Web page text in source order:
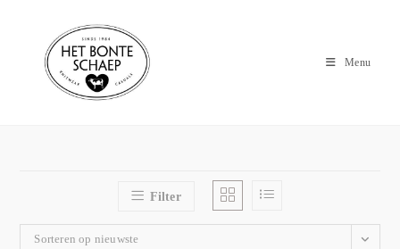
Menu
Filter
Sorteren op nieuwste